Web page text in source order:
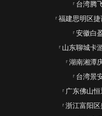
台湾腾
福建思明区捷
安徽白
山东聊城卡
湖南湘潭
台湾景
广东佛山恒
浙江富阳区